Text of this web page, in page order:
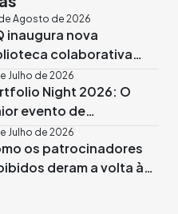
Agosto de 2026
inaugura nova
colaborativa
por José
dos Santos
Julho de 2026
Night 2026: O
evento de
criativo já
data marcada em
Julho de 2026
os patrocinadores
deram a volta às